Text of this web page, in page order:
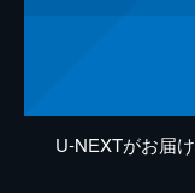
U-NEXTがお届